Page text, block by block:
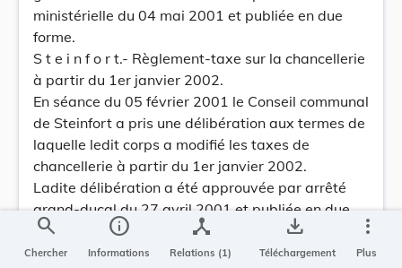
ministérielle du 04 mai 2001 et publiée en due
forme.
S t e i n f o r t.- Règlement-taxe sur la chancellerie
à partir du 1er janvier 2002.
En séance du 05 février 2001 le Conseil communal
de Steinfort a pris une délibération aux termes de
laquelle ledit corps a modifié les taxes de
chancellerie à partir du 1er janvier 2002.
Ladite délibération a été approuvée par arrêté
grand-ducal du 27 avril 2001 et publiée en due
forme.
S t e i n f o r t.- Fixation des taxes sur les
search
Chercher
info
Informations
device_hub
Relations (1)
save_alt
Téléchargement
more_vert
Plus